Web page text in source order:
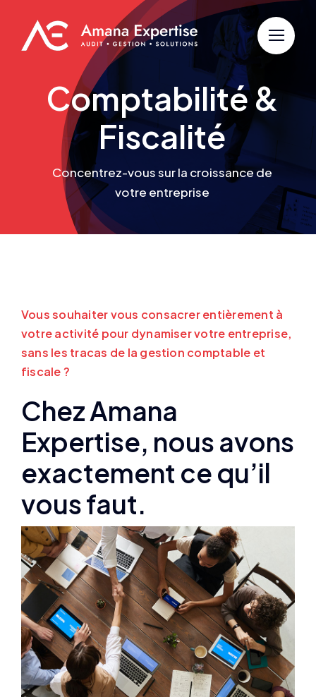
contenu
Comptabilité &
Fiscalité
Concentrez-vous sur la croissance de
votre entreprise
Vous souhaiter vous consacrer entièrement à
votre activité pour dynamiser votre entreprise,
sans les tracas de la gestion comptable et
fiscale ?
Chez Amana
Expertise, nous avons
exactement ce qu’il
vous faut.